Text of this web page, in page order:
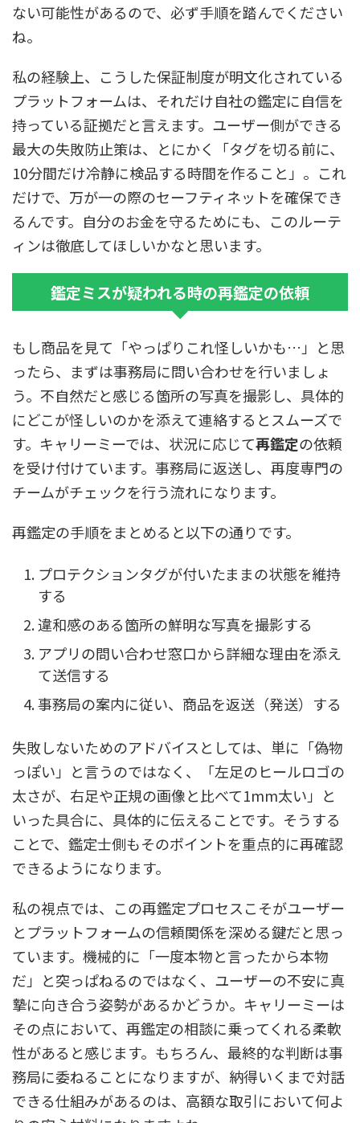
ない可能性があるので、必ず手順を踏んでください
ね。
私の経験上、こうした保証制度が明文化されている
プラットフォームは、それだけ自社の鑑定に自信を
持っている証拠だと言えます。ユーザー側ができる
最大の失敗防止策は、とにかく「タグを切る前に、
10分間だけ冷静に検品する時間を作ること」。これ
だけで、万が一の際のセーフティネットを確保でき
るんです。自分のお金を守るためにも、このルーテ
ィンは徹底してほしいかなと思います。
鑑定ミスが疑われる時の再鑑定の依頼
もし商品を見て「やっぱりこれ怪しいかも…」と思
ったら、まずは事務局に問い合わせを行いましょ
う。不自然だと感じる箇所の写真を撮影し、具体的
にどこが怪しいのかを添えて連絡するとスムーズで
す。キャリーミーでは、状況に応じて再鑑定の依頼
を受け付けています。事務局に返送し、再度専門の
チームがチェックを行う流れになります。
再鑑定の手順をまとめると以下の通りです。
プロテクションタグが付いたままの状態を維持
する
違和感のある箇所の鮮明な写真を撮影する
アプリの問い合わせ窓口から詳細な理由を添え
て送信する
事務局の案内に従い、商品を返送（発送）する
失敗しないためのアドバイスとしては、単に「偽物
っぽい」と言うのではなく、「左足のヒールロゴの
太さが、右足や正規の画像と比べて1mm太い」と
いった具合に、具体的に伝えることです。そうする
ことで、鑑定士側もそのポイントを重点的に再確認
できるようになります。
私の視点では、この再鑑定プロセスこそがユーザー
とプラットフォームの信頼関係を深める鍵だと思っ
ています。機械的に「一度本物と言ったから本物
だ」と突っぱねるのではなく、ユーザーの不安に真
摯に向き合う姿勢があるかどうか。キャリーミーは
その点において、再鑑定の相談に乗ってくれる柔軟
性があると感じます。もちろん、最終的な判断は事
務局に委ねることになりますが、納得いくまで対話
できる仕組みがあるのは、高額な取引において何よ